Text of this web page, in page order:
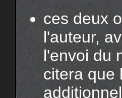
ces deux
l'auteur,
l'envoi du
citera que